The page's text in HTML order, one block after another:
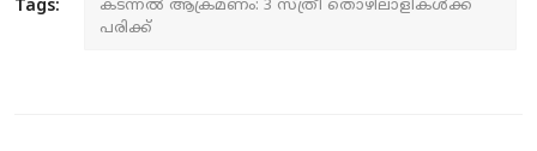
Tags:
കടന്നല്‍ ആക്രമണം: 3 സ്ത്രീ തൊഴിലാളികള്‍ക്ക്
പരിക്ക്